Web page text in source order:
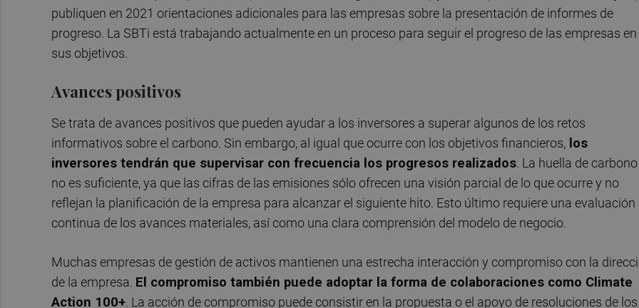
publiquen en 2021 orientaciones adicionales para las empresas sobre la presentación de informes de
progreso. La SBTi está trabajando actualmente en un proceso para seguir el progreso de las empresas en
sus objetivos.
Avances positivos
Se trata de avances positivos que pueden ayudar a los inversores a superar algunos de los retos
informativos sobre el carbono. Sin embargo, al igual que ocurre con los objetivos financieros, los
inversores tendrán que supervisar con frecuencia los progresos realizados. La huella de carbono
no es suficiente, ya que las cifras de las emisiones sólo ofrecen una visión parcial de lo que ocurre y no
reflejan la planificación de la empresa para alcanzar el siguiente hito. Esto último requiere una evaluación
continua de los avances materiales, así como una clara comprensión del modelo de negocio.
Muchas empresas de gestión de activos mantienen una estrecha interacción y compromiso con la
de la empresa. El compromiso también puede adoptar la forma de colaboraciones como Climate
Action 100+. La acción de compromiso puede consistir en la propuesta o el apoyo de resoluciones de los